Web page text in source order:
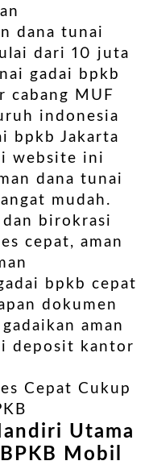
dana tunai
dari 10 juta
gadai bpkb
cabang MUF
indonesia
bpkb Jakarta
website ini
dana tunai
mudah.
dan birokrasi
cepat, aman
bpkb cepat
dokumen
aman
deposit kantor
Cepat Cukup
Utama
Mobil